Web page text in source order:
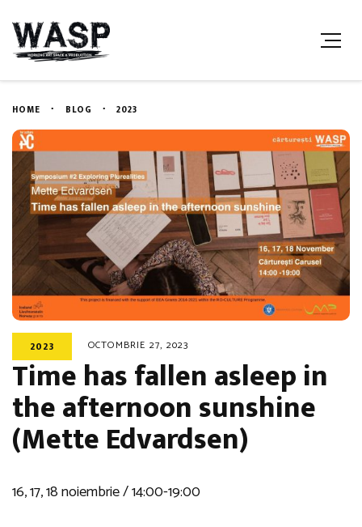
HOME BLOG 2023
2023 OCTOMBRIE 27, 2023
Time has fallen asleep in
the afternoon sunshine
(Mette Edvardsen)
16, 17, 18 noiembrie / 14:00-19:00